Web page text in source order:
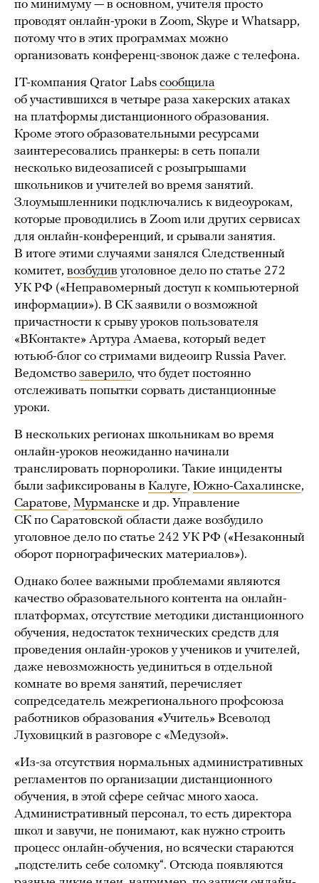
по минимуму — в основном, учителя просто
проводят онлайн-уроки в Zoom, Skype и Whatsapp,
потому что в этих программах можно
организовать конференц-звонок даже с телефона.
IT-компания Qrator Labs сообщила
об участившихся в четыре раза хакерских атаках
на платформы дистанционного образования.
Кроме этого образовательными ресурсами
заинтересовались пранкеры: в сеть попали
несколько видеозаписей с розыгрышами
школьников и учителей во время занятий.
Злоумышленники подключались к видеоурокам,
которые проводились в Zoom или других сервисах
для онлайн-конференций, и срывали занятия.
В итоге этими случаями занялся Следственный
комитет, возбудив уголовное дело по статье 272
УК РФ («Неправомерный доступ к компьютерной
информации»). В СК заявили о возможной
причастности к срыву уроков пользователя
«ВКонтакте» Артура Амаева, который ведет
ютьюб-блог со стримами видеоигр Russia Paver.
Ведомство заверило, что будет постоянно
отслеживать попытки сорвать дистанционные
уроки.
В нескольких регионах школьникам во время
онлайн-уроков неожиданно начинали
транслировать порноролики. Такие инциденты
были зафиксированы в Калуге, Южно-Сахалинске,
Саратове, Мурманске и др. Управление
СК по Саратовской области даже возбудило
уголовное дело по статье 242 УК РФ («Незаконный
оборот порнографических материалов»).
Однако более важными проблемами являются
качество образовательного контента на онлайн-
платформах, отсутствие методики дистанционного
обучения, недостаток технических средств для
проведения онлайн-уроков у учеников и учителей,
даже невозможность уединиться в отдельной
комнате во время занятий, перечисляет
сопредседатель межрегионального профсоюза
работников образования «Учитель» Всеволод
Луховицкий в разговоре с «Медузой».
«Из-за отсутствия нормальных административных
регламентов по организации дистанционного
обучения, в этой сфере сейчас много хаоса.
Административный персонал, то есть директора
школ и завучи, не понимают, как нужно строить
процесс онлайн-обучения, но всячески стараются
„подстелить себе соломку“. Отсюда появляются